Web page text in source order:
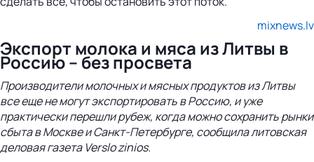
mixnews.lv
Экспорт молока и мяса из Литвы в
Россию – без просвета
Производители молочных и мясных продуктов из Литвы
все еще не могут экспортировать в Россию, и уже
практически перешли рубеж, когда можно сохранить рынки
сбыта в Москве и Санкт-Петербурге, сообщила литовская
деловая газета Verslo zinios.